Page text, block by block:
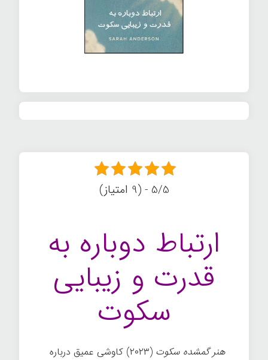
5/5 - (9 امتیاز)
ارتباط دوباره به
قدرت و زیبایی
سکوت
هنر گمشده سکوت
(۲۰۲۳) کاوشی عمیق درباره